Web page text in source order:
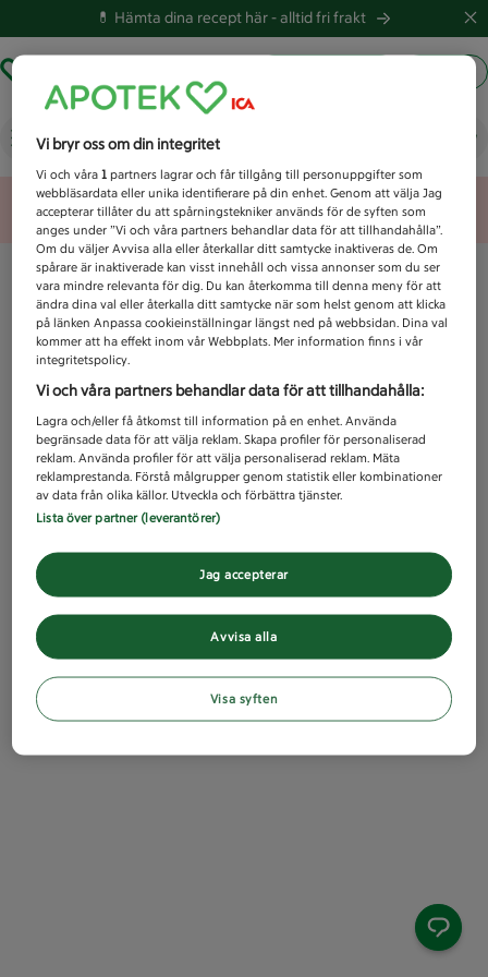
💊 Hämta dina recept här -alltid fri frakt
Vad letar du efter idag?
Unknown error
Vi bryr oss om din integritet
Vi och våra1 partners lagrar och får tillgång till personuppgifter som
webbläsardata eller unika identifierare på din enhet. Genom att välja Jag
accepterar tillåter du att spårningstekniker används för de syften som
anges under ”Vi och våra partners behandlar data för att tillhandahålla”.
Om du väljer Avvisa alla eller återkallar ditt samtycke inaktiveras de. Om
spårare är inaktiverade kan visst innehåll och vissa annonser som du ser
vara mindre relevanta för dig. Du kan återkomma till denna meny för att
ändra dina val eller återkalla ditt samtycke när som helst genom att klicka
på länken Anpassa cookieinställningar längst ned på webbsidan. Dina val
kommer att ha effekt inom vår Webbplats. Mer information finns i vår
integritetspolicy.
Vi och våra partners behandlar data för att tillhandahålla:
Lagra och/eller få åtkomst till information på en enhet. Använda
begränsade data för att välja reklam. Skapa profiler för personaliserad
reklam. Använda profiler för att välja personaliserad reklam. Mäta
reklamprestanda. Förstå målgrupper genom statistik eller kombinationer
av data från olika källor. Utveckla och förbättra tjänster.
Lista över partner (leverantörer)
Avvisa alla
Jag accepterar
Visa syften